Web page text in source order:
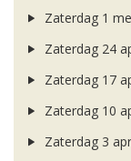
Zaterdag 1
Zaterdag 24
Zaterdag 17
Zaterdag 10
Zaterdag 3